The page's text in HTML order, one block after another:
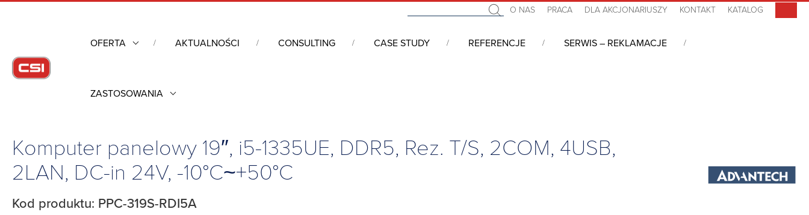
O NAS PRACA DLA AKCJONARIUSZY KONTAKT KATALOG
OFERTA AKTUALNOŚCI CONSULTING CASE STUDY REFERENCJE SERWIS – REKLAMACJE
ZASTOSOWANIA
Komputery przemysłowe
Komputer panelowy 19″, i5-1335UE, DDR5, Rez. T/S, 2COM, 4USB,
2LAN, DC-in 24V, -10°C~+50°C
Kod produktu: PPC-319S-RDI5A